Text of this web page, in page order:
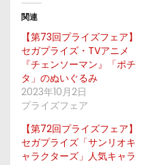
関連
【第73回プライズフェア】
セガプライズ・TVアニメ
『チェンソーマン』「ポチ
タ」のぬいぐるみ
2023年10月2日
プライズフェア
【第72回プライズフェア】
セガプライズ「サンリオキ
ャラクターズ」人気キャラ